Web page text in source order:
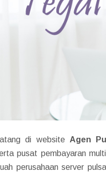
di website Agen
pusat pembayaran
perusahaan server